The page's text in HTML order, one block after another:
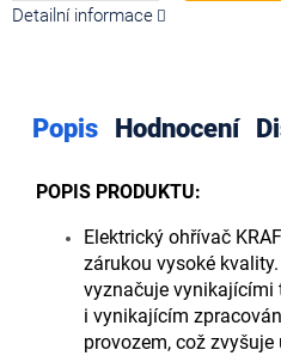
Detailní informace
Popis Hodnocení
POPIS PRODUKTU:
Elektrický ohřívač
zárukou vysoké
vyznačuje vynikajícími
i vynikajícím
provozem, což